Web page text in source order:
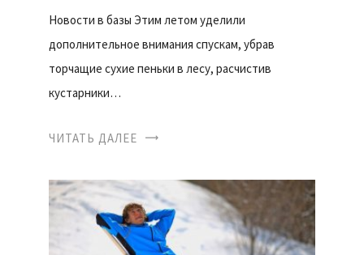
Новости в базы Этим летом уделили
дополнительное внимания спускам, убрав
торчащие сухие пеньки в лесу, расчистив
кустарники…
ЧИТАТЬ ДАЛЕЕ